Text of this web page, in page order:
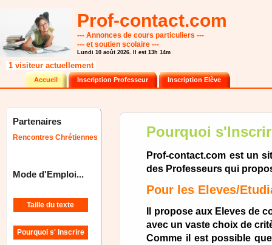
Prof-contact.com
--- Annonces de cours particuliers ---
--- et soutien scolaire ---
Lundi 10 août 2026. Il est 13h 14m
1 visiteur actuellement
Accueil Inscription Professeur Inscription Elève
Partenaires
Rencontres Chrétiennes
Mode d'Emploi...
Taille du texte
Pourquoi s' Inscrire
Pourquoi
Prof-contact.com est un
des Professeurs qui
Pour les Eleves/
Il propose aux Eleves de
avec un vaste choix de
Comme il est possible